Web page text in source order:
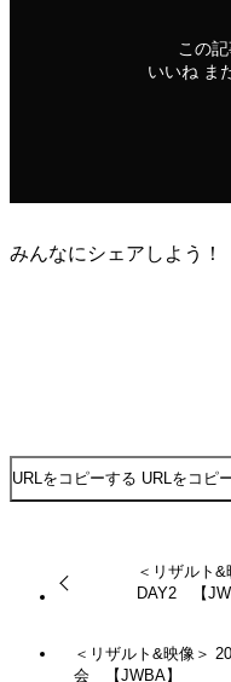
この
いいね ま
みんなにシェアしよう！
URLをコピーする URLをコピ
＜リザルト
DAY2 【
＜リザルト&映像＞
会 【JWBA】